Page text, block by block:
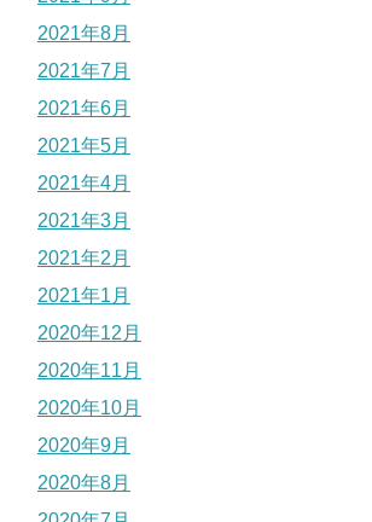
2021年8月
2021年7月
2021年6月
2021年5月
2021年4月
2021年3月
2021年2月
2021年1月
2020年12月
2020年11月
2020年10月
2020年9月
2020年8月